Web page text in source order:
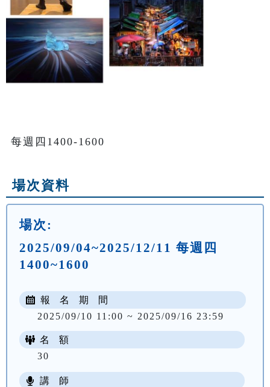
每週四1400-1600
場次資料
場次:
2025/09/04~2025/12/11 每週四
1400~1600
報 名 期 間
2025/09/10 11:00 ~ 2025/09/16 23:59
名 額
30
講 師